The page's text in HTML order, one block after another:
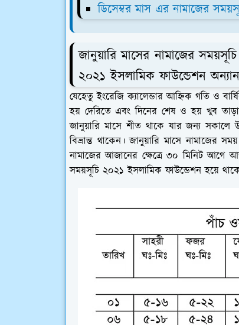
ডিসেম্বর মাস এর নামাজের
জানুয়ারি মাসের নামাজের
২০২১ ইসলামিক ফাউন্ডেশন
যেহেতু ইংরেজি ক্যালেন্ডার আহ্নিক গতি ও
হয় দেরিতে এবং দিনের শেষ ও হয় খুব
জানুয়ারি মাসে শীত থাকে যার জন্য
বিভ্রান্ত থাকেন। জানুয়ারি মাসে
নামাজের আজানের ক্ষেত্রে ৩০ মিনিট আগে
সময়সূচি ২০২১ ইসলামিক ফাউন্ডেশন হয়ে